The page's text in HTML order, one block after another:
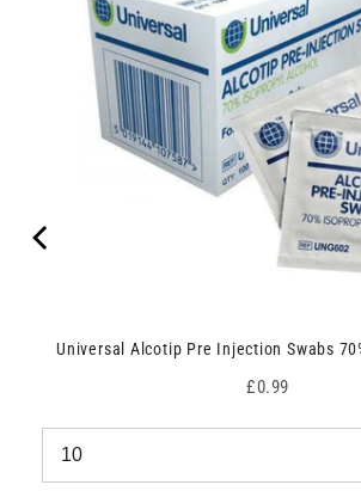
Universal Alcotip Pre Injection Swabs
Price
£0.99